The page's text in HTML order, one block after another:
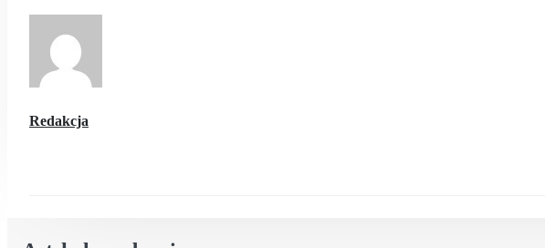
Redakcja